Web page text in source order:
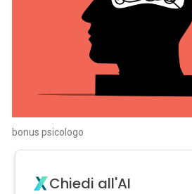
bonus psicologo
Chiedi all'AI